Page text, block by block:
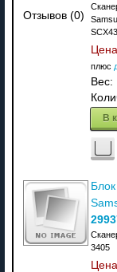
Отзывов (0)
плюс
Вес:
В
3405